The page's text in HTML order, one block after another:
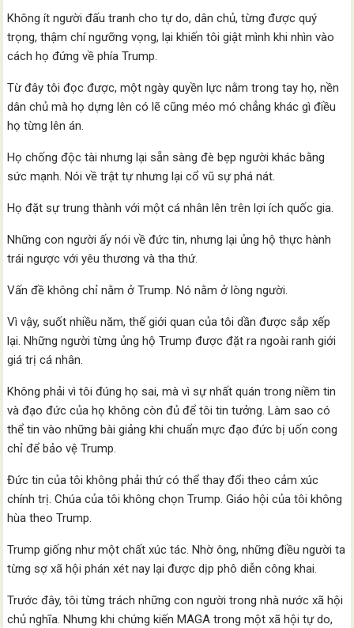
Không ít người đấu tranh cho tự do, dân chủ, từng được quý
trọng, thậm chí ngưỡng vọng, lại khiến tôi giật mình khi nhìn vào
cách họ đứng về phía Trump.
Từ đây tôi đọc được, một ngày quyền lực nằm trong tay họ, nền
dân chủ mà họ dựng lên có lẽ cũng méo mó chẳng khác gì điều
họ từng lên án.
Họ chống độc tài nhưng lại sẵn sàng đè bẹp người khác bằng
sức mạnh. Nói về trật tự nhưng lại cổ vũ sự phá nát.
Họ đặt sự trung thành với một cá nhân lên trên lợi ích quốc gia.
Những con người ấy nói về đức tin, nhưng lại ủng hộ thực hành
trái ngược với yêu thương và tha thứ.
Vấn đề không chỉ nằm ở Trump. Nó nằm ở lòng người.
Vì vậy, suốt nhiều năm, thế giới quan của tôi dần được sắp xếp
lại. Những người từng ủng hộ Trump được đặt ra ngoài ranh giới
giá trị cá nhân.
Không phải vì tôi đúng họ sai, mà vì sự nhất quán trong niềm tin
và đạo đức của họ không còn đủ để tôi tin tưởng. Làm sao có
thể tin vào những bài giảng khi chuẩn mực đạo đức bị uốn cong
chỉ để bảo vệ Trump.
Đức tin của tôi không phải thứ có thể thay đổi theo cảm xúc
chính trị. Chúa của tôi không chọn Trump. Giáo hội của tôi không
hùa theo Trump.
Trump giống như một chất xúc tác. Nhờ ông, những điều người ta
từng sợ xã hội phán xét nay lại được dịp phô diễn công khai.
Trước đây, tôi từng trách những con người trong nhà nước xã hội
chủ nghĩa. Nhưng khi chứng kiến MAGA trong một xã hội tự do,